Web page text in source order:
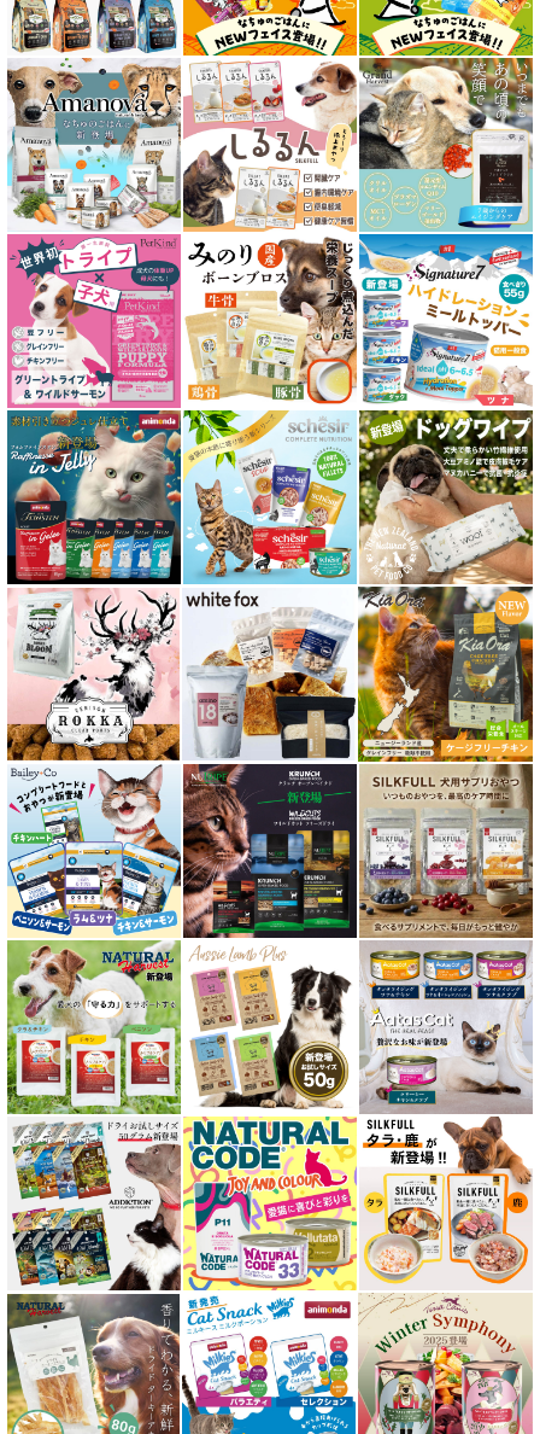
成猫用 フード for CAT
シニア猫用 フード for CAT
皮膚・被毛ケア対応 フード for CAT
食物アレルギー対応キャットフード
腎臓ケア対応キャットフード
関節サポート対応 フード for CAT
糖尿ケア対応 フード for CAT
肥満ケア対応 フード for CAT
泌尿器ケア対応 フード for CAT
胃腸ケア対応 フード for CAT
口腔内・喉ケア対応商品 猫用
食欲サポート対応キャットフード
肝臓ケア対応キャットフード
免疫サポート 猫用
低脂肪 ドライフード for CAT
水分補給用ウェットフード for CAT
特集 穀物不使用 キャットフード（ドライ）
エアドライ キャットフード
フリーズドライ キャットフード
おやつ全アイテム